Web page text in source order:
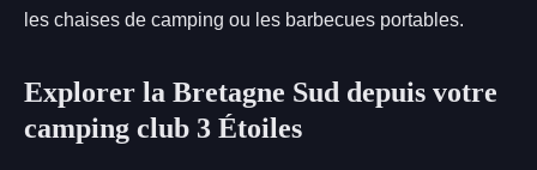
les chaises de camping ou les barbecues portables.
Explorer la Bretagne Sud depuis votre
camping club 3 Étoiles